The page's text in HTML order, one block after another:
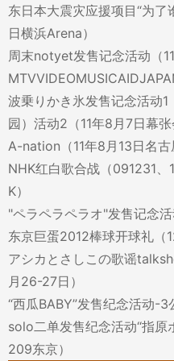
东日本大震灾应援项目“为
日横浜Arena）
周末notyet发售记念活动（
波乗りかき氷发售记念活动
园）活动2（11年8月7日幕张
A-nation（11年8月13日名古
NHK红白歌合战（091231、
K）
"ペラペラペラオ"发售记念活
东京巨蛋2012棒球开球礼（
アシカとさしこの歌谣
月26-27日）
“西瓜BABY”发售纪念活动-3
solo二单发售纪念活动“指原
209东京）